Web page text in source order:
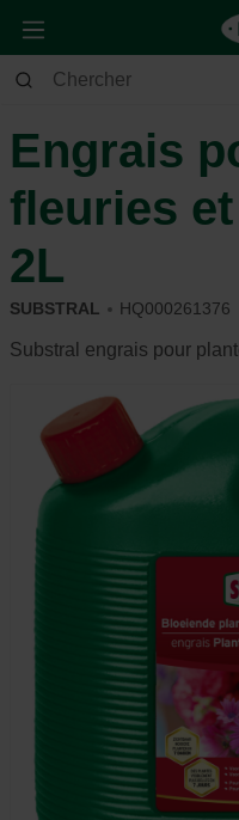
Maison & Déco
Engrais
fleuries
2L
SUBSTRAL HQ000261376
Substral engrais pour